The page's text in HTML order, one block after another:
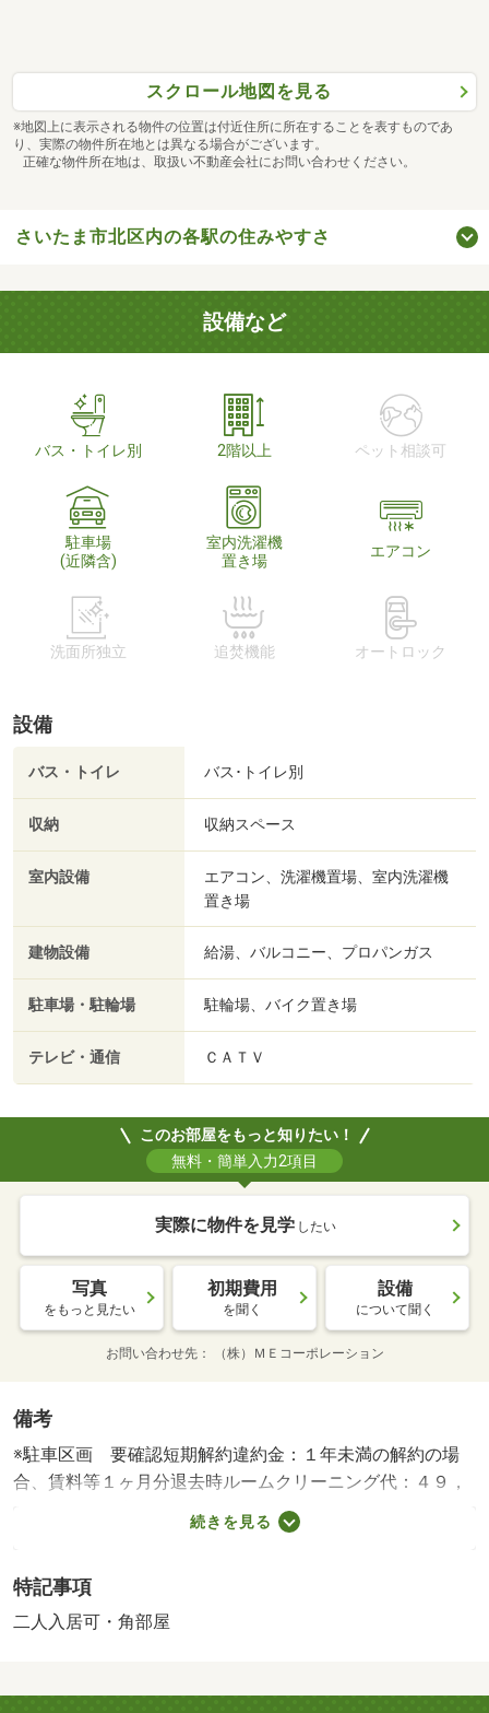
スクロール地図を見る
※地図上に表示される物件の位置は付近住所に所在することを表すものであ
り、実際の物件所在地とは異なる場合がございます。
正確な物件所在地は、取扱い不動産会社にお問い合わせください。
さいたま市北区内の各駅の住みやすさ
設備など
バス・トイレ別 2階以上 ペット相談可
駐車場
(近隣含)
室内洗濯機
置き場
エアコン
洗面所独立 追焚機能 オートロック
設備
バス・トイレ バス･トイレ別
収納 収納スペース
室内設備
エアコン、洗濯機置場、室内洗濯機
置き場
建物設備 給湯、バルコニー、プロパンガス
駐車場・駐輪場 駐輪場、バイク置き場
テレビ・通信 ＣＡＴＶ
このお部屋をもっと知りたい！
無料・簡単入力2項目
実際に物件を見学 したい
写真
をもっと見たい
初期費用
を聞く
設備
について聞く
お問い合わせ先 （株）ＭＥコーポレーション
備考
※駐車区画 要確認短期解約違約金：１年未満の解約の場
合、賃料等１ヶ月分退去時ルームクリーニング代：４９，
５００円（税込）※外国籍の場合は先預かり、その他は退
去精算時支払い鍵交換料： ２５，３００円（税込）保険
保証等：加入要（その他 ＣＡＳＡ 初回４０％（最低
１．５万円） 年間１万円 月額３００円（税別） エポ
低千円））・鍵交換代：あり２５，３００円～・バイク置
続きを見る
特記事項
二人入居可・角部屋